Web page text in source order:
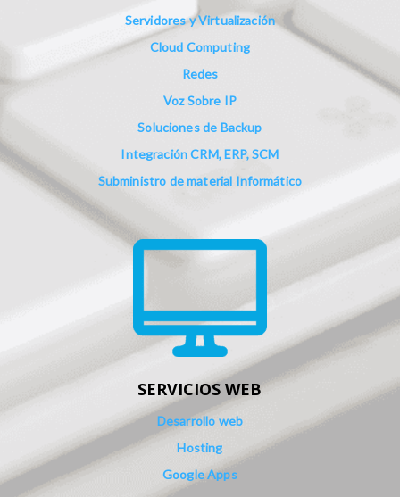
Servidores y Virtualización
Cloud Computing
Redes
Voz Sobre IP
Soluciones de Backup
Integración CRM, ERP, SCM
Subministro de material Informático
SERVICIOS WEB
Desarrollo web
Hosting
Google Apps